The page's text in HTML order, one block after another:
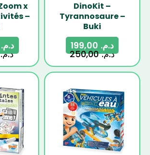
x
–
د.م.
د.م.
DinoKit –
Tyrannosaure –
Buki
د.م.250,00
د.م.
-15%